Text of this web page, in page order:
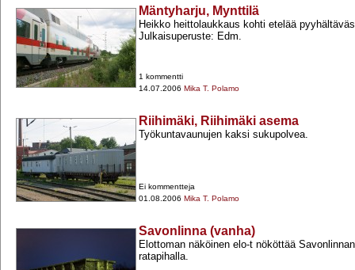
Mäntyharju, Mynttilä
Heikko heittolaukkaus kohti etelää
Julkaisuperuste: Edm.
1 kommentti
14.07.2006 Mika T. Polamo
Riihimäki, Riihimäki asema
Työkuntavaunujen kaksi sukupolvea.
Ei kommentteja
01.08.2006 Mika T. Polamo
Savonlinna (vanha)
Elottoman näköinen elo-​t nököttää
ratapihalla.